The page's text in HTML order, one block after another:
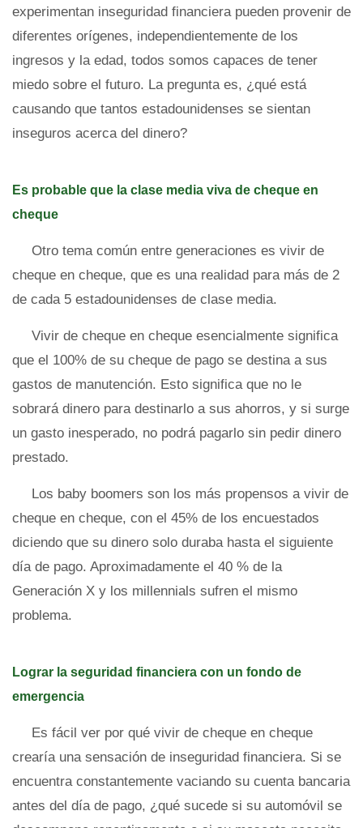
experimentan inseguridad financiera pueden provenir de
diferentes orígenes, independientemente de los
ingresos y la edad, todos somos capaces de tener
miedo sobre el futuro. La pregunta es, ¿qué está
causando que tantos estadounidenses se sientan
inseguros acerca del dinero?
Es probable que la clase media viva de cheque en
cheque
Otro tema común entre generaciones es vivir de
cheque en cheque, que es una realidad para más de 2
de cada 5 estadounidenses de clase media.
Vivir de cheque en cheque esencialmente significa
que el 100% de su cheque de pago se destina a sus
gastos de manutención. Esto significa que no le
sobrará dinero para destinarlo a sus ahorros, y si surge
un gasto inesperado, no podrá pagarlo sin pedir dinero
prestado.
Los baby boomers son los más propensos a vivir de
cheque en cheque, con el 45% de los encuestados
diciendo que su dinero solo duraba hasta el siguiente
día de pago. Aproximadamente el 40 % de la
Generación X y los millennials sufren el mismo
problema.
Lograr la seguridad financiera con un fondo de
emergencia
Es fácil ver por qué vivir de cheque en cheque
crearía una sensación de inseguridad financiera. Si se
encuentra constantemente vaciando su cuenta bancaria
antes del día de pago, ¿qué sucede si su automóvil se